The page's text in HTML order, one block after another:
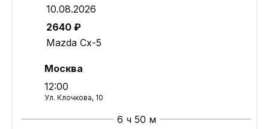
10.08.2026
2640 ₽
Mazda Cx-5
Москва
12:00
Ул. Клочкова, 10
6 ч 50 м